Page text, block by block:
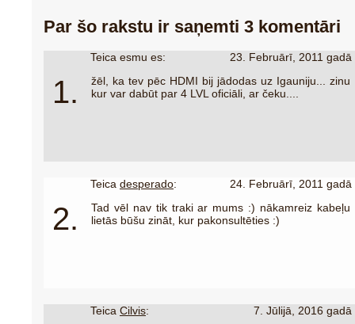
Par šo rakstu ir saņemti 3 komentāri
1.
Teica esmu es:
23. Februārī, 2011 gadā
žēl, ka tev pēc HDMI bij jādodas uz Igauniju... zinu
kur var dabūt par 4 LVL oficiāli, ar čeku....
2.
Teica desperado:
24. Februārī, 2011 gadā
Tad vēl nav tik traki ar mums :) nākamreiz kabeļu
lietās būšu zināt, kur pakonsultēties :)
Teica Cilvis:
7. Jūlijā, 2016 gadā